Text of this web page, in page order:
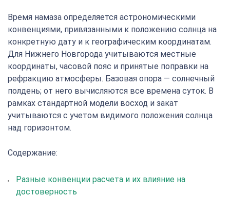
Время намаза определяется астрономическими
конвенциями, привязанными к положению солнца на
конкретную дату и к географическим координатам.
Для Нижнего Новгорода учитываются местные
координаты, часовой пояс и принятые поправки на
рефракцию атмосферы. Базовая опора — солнечный
полдень; от него вычисляются все времена суток. В
рамках стандартной модели восход и закат
учитываются с учетом видимого положения солнца
над горизонтом.
Содержание:
Разные конвенции расчета и их влияние на
достоверность